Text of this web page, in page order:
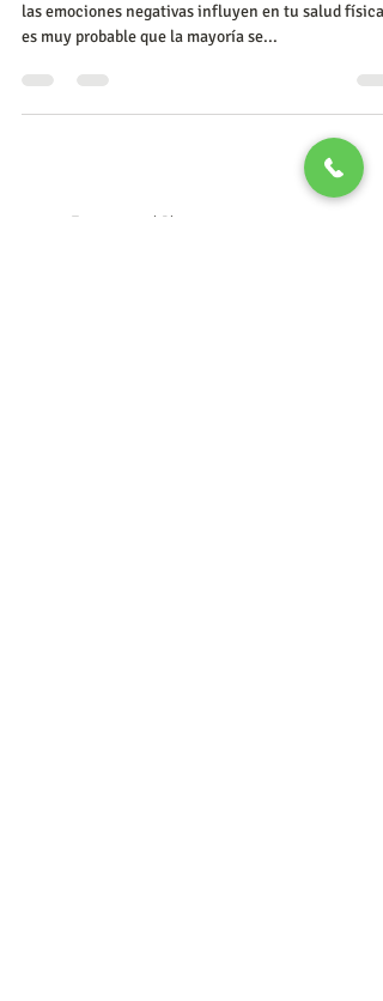
las emociones negativas influyen en tu salud
es muy probable que la mayoría se...
Transpersonal Playa